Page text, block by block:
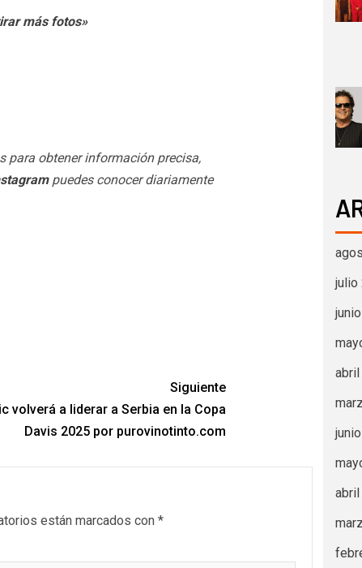
más fotos»
para obtener información precisa,
puedes conocer diariamente
Siguiente
volverá a liderar a Serbia en la Copa
Davis 2025 por purovinotinto.com
están marcados con *
julio